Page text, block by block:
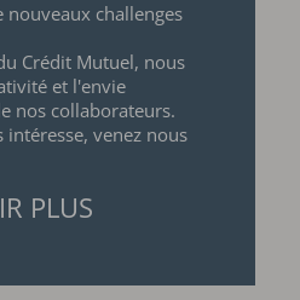
nouveaux challenges
Crédit Mutuel, nous
et l'envie
nos collaborateurs.
venez nous
PLUS